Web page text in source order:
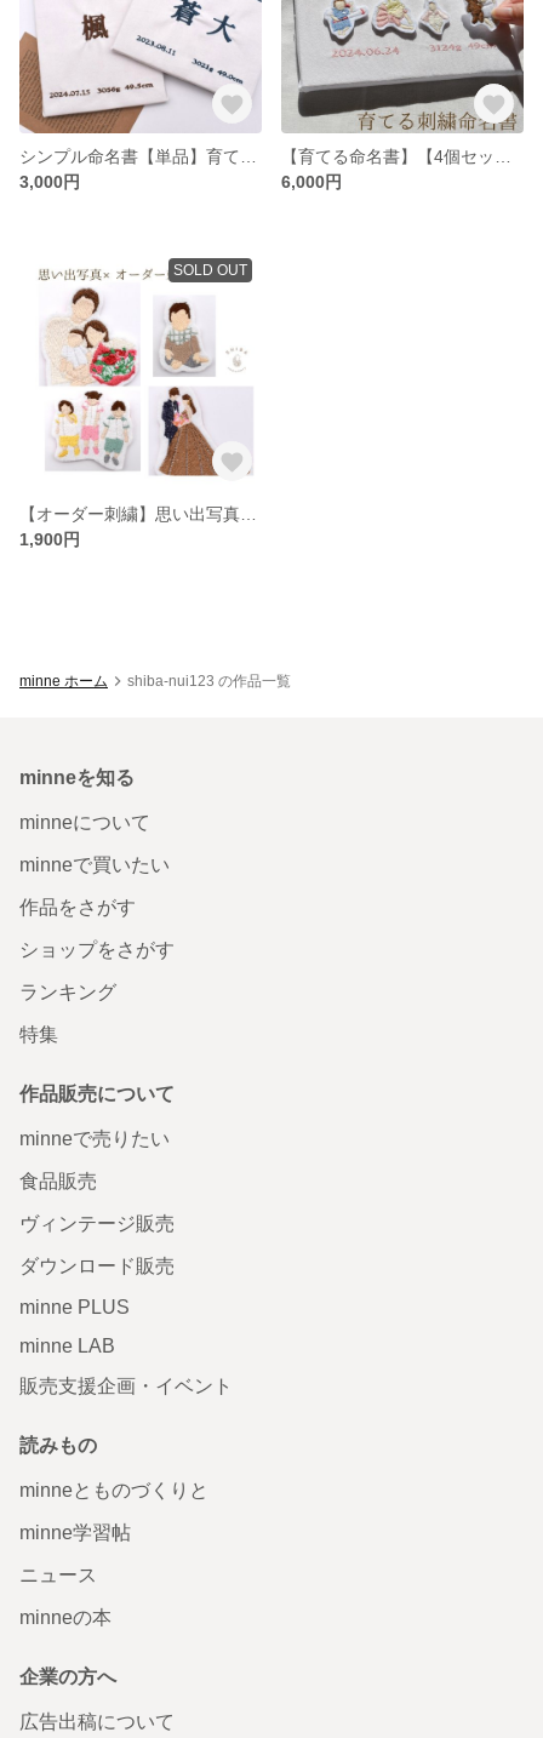
3,000円
6,000円
SOLD OUT
1,900円
minne ホーム shiba-nui123 の作品一覧
minneを知る
minneについて
minneで買いたい
作品をさがす
ショップをさがす
ランキング
特集
作品販売について
minneで売りたい
食品販売
ヴィンテージ販売
ダウンロード販売
minne PLUS
minne LAB
販売支援企画・イベント
読みもの
minneとものづくりと
minne学習帖
ニュース
minneの本
企業の方へ
広告出稿について